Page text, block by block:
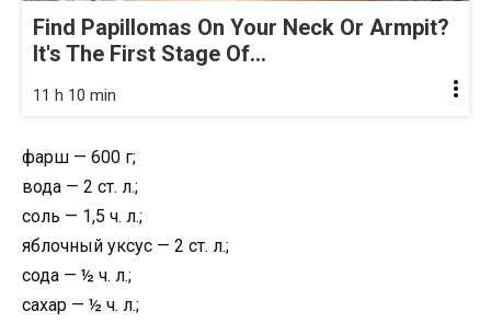
Find Papillomas On Your Neck Or Armpit?
It's The First Stage Of...
11 h 10 min
фарш — 600 г;
вода — 2 ст. л.;
соль — 1,5 ч. л.;
яблочный уксус — 2 ст. л.;
сода — ½ ч. л.;
сахар — ½ ч. л.;